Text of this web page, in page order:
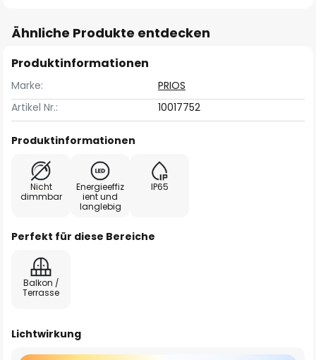
Ähnliche Produkte entdecken
Produktinformationen
Marke:
PRIOS
Artikel Nr.:
10017752
Produktinformationen
Nicht
dimmbar
Energieeffiz
ient und
langlebig
IP65
Perfekt für diese Bereiche
Balkon /
Terrasse
Lichtwirkung